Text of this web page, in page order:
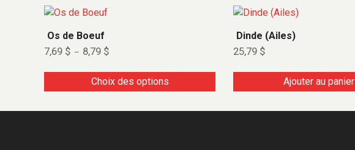
Os de Boeuf
7,69 $ – 8,79 $
Choix des options
Dinde (Ailes)
25,79 $
Ajouter au panier